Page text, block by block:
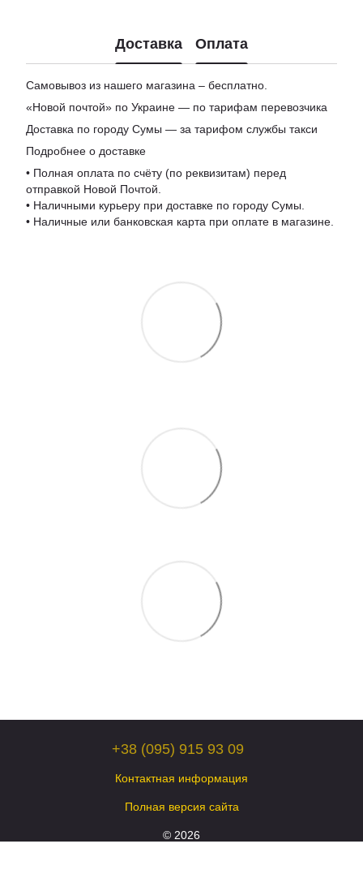
Доставка Оплата
Самовывоз из нашего магазина – бесплатно.
«Новой почтой» по Украине — по тарифам перевозчика
Доставка по городу Сумы — за тарифом службы такси
Подробнее о доставке
• Полная оплата по счёту (по реквизитам) перед
отправкой Новой Почтой.
• Наличными курьеру при доставке по городу Сумы.
• Наличные или банковская карта при оплате в магазине.
+38 (095) 915 93 09
Контактная информация
Полная версия сайта
© 2026